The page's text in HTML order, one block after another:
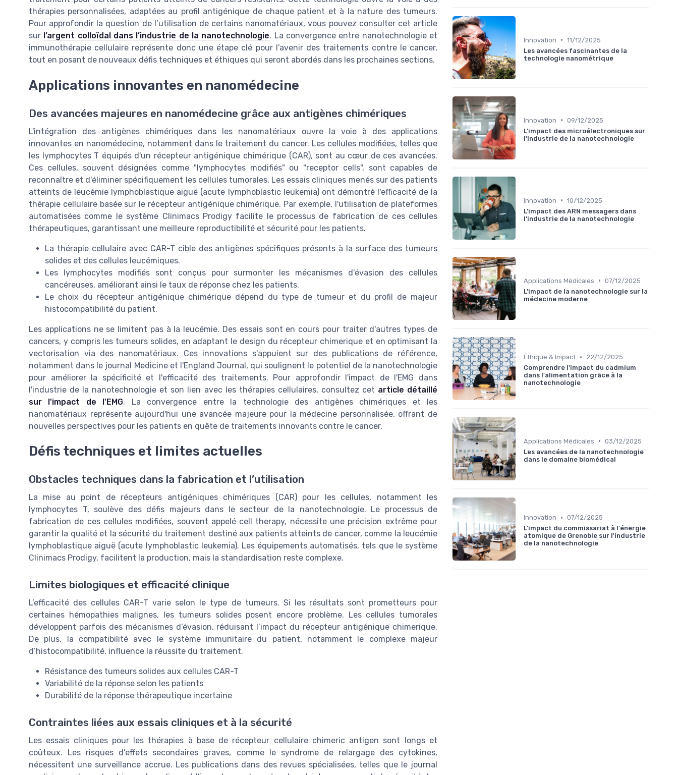
thérapies personnalisées, adaptées au profil antigénique de chaque patient et à la nature des tumeurs.
Pour approfondir la question de l’utilisation de certains nanomatériaux, vous pouvez consulter cet article
sur l’argent colloïdal dans l’industrie de la nanotechnologie. La convergence entre nanotechnologie et
immunothérapie cellulaire représente donc une étape clé pour l’avenir des traitements contre le cancer,
tout en posant de nouveaux défis techniques et éthiques qui seront abordés dans les prochaines sections.
Applications innovantes en nanomédecine
Des avancées majeures en nanomédecine grâce aux antigènes chimériques
L'intégration des antigènes chimériques dans les nanomatériaux ouvre la voie à des applications
innovantes en nanomédecine, notamment dans le traitement du cancer. Les cellules modifiées, telles que
les lymphocytes T équipés d'un récepteur antigénique chimérique (CAR), sont au cœur de ces avancées.
Ces cellules, souvent désignées comme "lymphocytes modifiés" ou "receptor cells", sont capables de
reconnaître et d'éliminer spécifiquement les cellules tumorales. Les essais cliniques menés sur des patients
atteints de leucémie lymphoblastique aiguë (acute lymphoblastic leukemia) ont démontré l'efficacité de la
thérapie cellulaire basée sur le récepteur antigénique chimérique. Par exemple, l'utilisation de plateformes
automatisées comme le système Clinimacs Prodigy facilite le processus de fabrication de ces cellules
thérapeutiques, garantissant une meilleure reproductibilité et sécurité pour les patients.
La thérapie cellulaire avec CAR-T cible des antigènes spécifiques présents à la surface des tumeurs
solides et des cellules leucémiques.
Les lymphocytes modifiés sont conçus pour surmonter les mécanismes d'évasion des cellules
cancéreuses, améliorant ainsi le taux de réponse chez les patients.
Le choix du récepteur antigénique chimérique dépend du type de tumeur et du profil de majeur
histocompatibilité du patient.
Les applications ne se limitent pas à la leucémie. Des essais sont en cours pour traiter d'autres types de
cancers, y compris les tumeurs solides, en adaptant le design du récepteur chimerique et en optimisant la
vectorisation via des nanomatériaux. Ces innovations s'appuient sur des publications de référence,
notamment dans le journal Medicine et l'England Journal, qui soulignent le potentiel de la nanotechnologie
pour améliorer la spécificité et l'efficacité des traitements. Pour approfondir l'impact de l'EMG dans
l'industrie de la nanotechnologie et son lien avec les thérapies cellulaires, consultez cet article détaillé
sur l'impact de l'EMG. La convergence entre la technologie des antigènes chimériques et les
nanomatériaux représente aujourd'hui une avancée majeure pour la médecine personnalisée, offrant de
nouvelles perspectives pour les patients en quête de traitements innovants contre le cancer.
Défis techniques et limites actuelles
Obstacles techniques dans la fabrication et l’utilisation
La mise au point de récepteurs antigéniques chimériques (CAR) pour les cellules, notamment les
lymphocytes T, soulève des défis majeurs dans le secteur de la nanotechnologie. Le processus de
fabrication de ces cellules modifiées, souvent appelé cell therapy, nécessite une précision extrême pour
garantir la qualité et la sécurité du traitement destiné aux patients atteints de cancer, comme la leucémie
lymphoblastique aiguë (acute lymphoblastic leukemia). Les équipements automatisés, tels que le système
Clinimacs Prodigy, facilitent la production, mais la standardisation reste complexe.
Limites biologiques et efficacité clinique
L’efficacité des cellules CAR-T varie selon le type de tumeurs. Si les résultats sont prometteurs pour
certaines hémopathies malignes, les tumeurs solides posent encore problème. Les cellules tumorales
développent parfois des mécanismes d’évasion, réduisant l’impact du récepteur antigénique chimerique.
De plus, la compatibilité avec le système immunitaire du patient, notamment le complexe majeur
d’histocompatibilité, influence la réussite du traitement.
Résistance des tumeurs solides aux cellules CAR-T
Variabilité de la réponse selon les patients
Durabilité de la réponse thérapeutique incertaine
Contraintes liées aux essais cliniques et à la sécurité
Les essais cliniques pour les thérapies à base de récepteur cellulaire chimeric antigen sont longs et
coûteux. Les risques d’effets secondaires graves, comme le syndrome de relargage des cytokines,
nécessitent une surveillance accrue. Les publications dans des revues spécialisées, telles que le journal
Innovation • 11/12/2025
Les avancées fascinantes de la
technologie nanométrique
Innovation • 09/12/2025
L'impact des microélectroniques sur
l'industrie de la nanotechnologie
Innovation • 10/12/2025
L'impact des ARN messagers dans
l'industrie de la nanotechnologie
Applications Médicales • 07/12/2025
L'impact de la nanotechnologie sur la
médecine moderne
Éthique & Impact •
22/12/2025
Comprendre l'impact du cadmium
dans l'alimentation grâce à la
nanotechnologie
Applications Médicales • 03/12/2025
Les avancées de la nanotechnologie
dans le domaine biomédical
Innovation • 07/12/2025
L'impact du commissariat à l'énergie
atomique de Grenoble sur l'industrie
de la nanotechnologie